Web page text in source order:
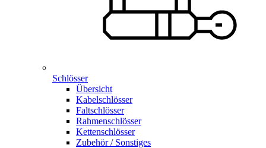
Schlösser
Übersicht
Kabelschlösser
Faltschlösser
Rahmenschlösser
Kettenschlösser
Zubehör / Sonstiges